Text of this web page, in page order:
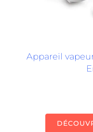
Appareil